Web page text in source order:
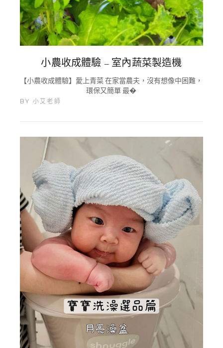
小農收成體驗 – 室內蔬菜製造機
【小農收成體驗】愛上青菜 在家當農夫，沒有想像中困難，
環保又簡單 最�
BY 小艾老師